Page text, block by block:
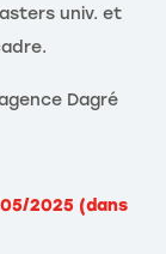
univ. et
Dagré
2025 (dans